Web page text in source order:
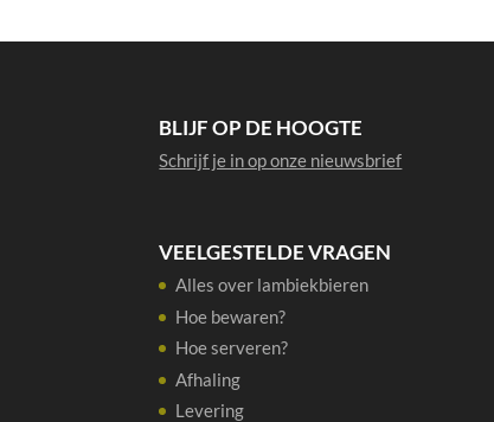
BLIJF OP DE HOOGTE
Schrijf je in op onze nieuwsbrief
VEELGESTELDE VRAGEN
Alles over lambiekbieren
Hoe bewaren?
Hoe serveren?
Afhaling
Levering